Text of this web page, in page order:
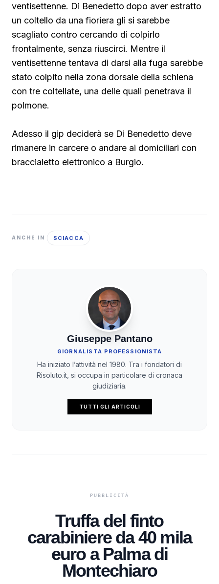
ventisettenne. Di Benedetto dopo aver estratto
un coltello da una fioriera gli si sarebbe
scagliato contro cercando di colpirlo
frontalmente, senza riuscirci. Mentre il
ventisettenne tentava di darsi alla fuga sarebbe
stato colpito nella zona dorsale della schiena
con tre coltellate, una delle quali penetrava il
polmone.
Adesso il gip deciderà se Di Benedetto deve
rimanere in carcere o andare ai domiciliari con
braccialetto elettronico a Burgio.
ANCHE IN SCIACCA
Giuseppe Pantano
GIORNALISTA PROFESSIONISTA
Ha iniziato l’attività nel 1980. Tra i fondatori di
Risoluto.it, si occupa in particolare di cronaca
giudiziaria.
TUTTI GLI ARTICOLI
Truffa del finto
carabiniere da 40 mila
euro a Palma di
Montechiaro